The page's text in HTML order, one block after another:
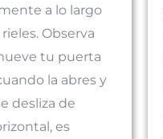
a lo largo
Observa
tu puerta
la abres y
desliza de
es